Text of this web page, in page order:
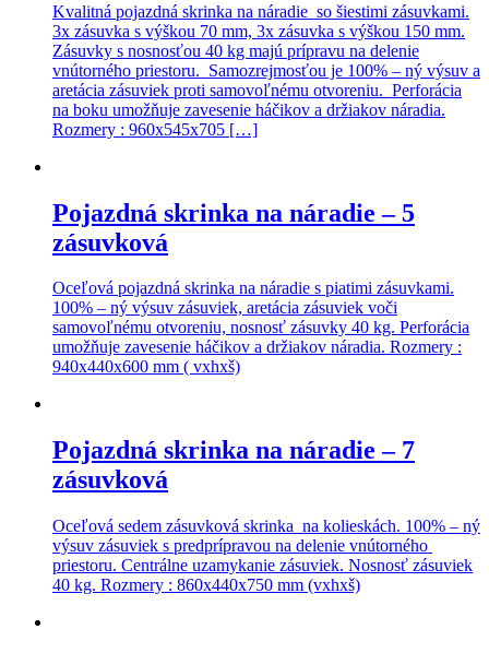
Kvalitná pojazdná skrinka na náradie so šiestimi zásuvkami.
3x zásuvka s výškou 70 mm, 3x zásuvka s výškou 150 mm.
Zásuvky s nosnosťou 40 kg majú prípravu na delenie
vnútorného priestoru. Samozrejmosťou je 100% – ný výsuv a
aretácia zásuviek proti samovoľnému otvoreniu. Perforácia
na boku umožňuje zavesenie háčikov a držiakov náradia.
Rozmery : 960x545x705 […]
Pojazdná skrinka na náradie – 5
zásuvková
Oceľová pojazdná skrinka na náradie s piatimi zásuvkami.
100% – ný výsuv zásuviek, aretácia zásuviek voči
samovoľnému otvoreniu, nosnosť zásuvky 40 kg. Perforácia
umožňuje zavesenie háčikov a držiakov náradia. Rozmery :
940x440x600 mm ( vxhxš)
Pojazdná skrinka na náradie – 7
zásuvková
Oceľová sedem zásuvková skrinka na kolieskách. 100% – ný
výsuv zásuviek s predprípravou na delenie vnútorného
priestoru. Centrálne uzamykanie zásuviek. Nosnosť zásuviek
40 kg. Rozmery : 860x440x750 mm (vxhxš)